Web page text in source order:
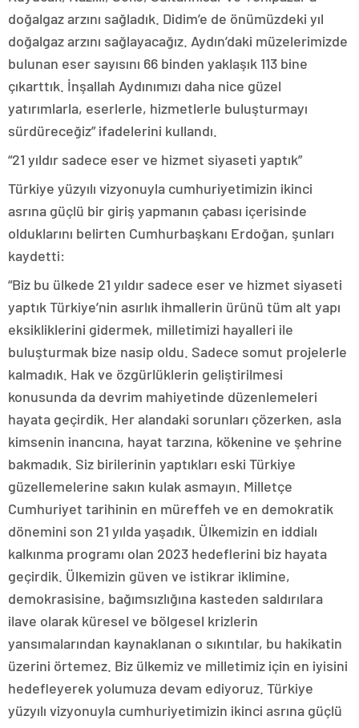
doğalgaz arzını sağladık. Didim’e de önümüzdeki yıl
doğalgaz arzını sağlayacağız. Aydın’daki müzelerimizde
bulunan eser sayısını 66 binden yaklaşık 113 bine
çıkarttık. İnşallah Aydınımızı daha nice güzel
yatırımlarla, eserlerle, hizmetlerle buluşturmayı
sürdüreceğiz” ifadelerini kullandı.
“21 yıldır sadece eser ve hizmet siyaseti yaptık”
Türkiye yüzyılı vizyonuyla cumhuriyetimizin ikinci
asrına güçlü bir giriş yapmanın çabası içerisinde
olduklarını belirten Cumhurbaşkanı Erdoğan, şunları
kaydetti:
“Biz bu ülkede 21 yıldır sadece eser ve hizmet siyaseti
yaptık Türkiye’nin asırlık ihmallerin ürünü tüm alt yapı
eksikliklerini gidermek, milletimizi hayalleri ile
buluşturmak bize nasip oldu. Sadece somut projelerle
kalmadık. Hak ve özgürlüklerin geliştirilmesi
konusunda da devrim mahiyetinde düzenlemeleri
hayata geçirdik. Her alandaki sorunları çözerken, asla
kimsenin inancına, hayat tarzına, kökenine ve şehrine
bakmadık. Siz birilerinin yaptıkları eski Türkiye
güzellemelerine sakın kulak asmayın. Milletçe
Cumhuriyet tarihinin en müreffeh ve en demokratik
dönemini son 21 yılda yaşadık. Ülkemizin en iddialı
kalkınma programı olan 2023 hedeflerini biz hayata
geçirdik. Ülkemizin güven ve istikrar iklimine,
demokrasisine, bağımsızlığına kasteden saldırılara
ilave olarak küresel ve bölgesel krizlerin
yansımalarından kaynaklanan o sıkıntılar, bu hakikatin
üzerini örtemez. Biz ülkemiz ve milletimiz için en iyisini
hedefleyerek yolumuza devam ediyoruz. Türkiye
yüzyılı vizyonuyla cumhuriyetimizin ikinci asrına güçlü